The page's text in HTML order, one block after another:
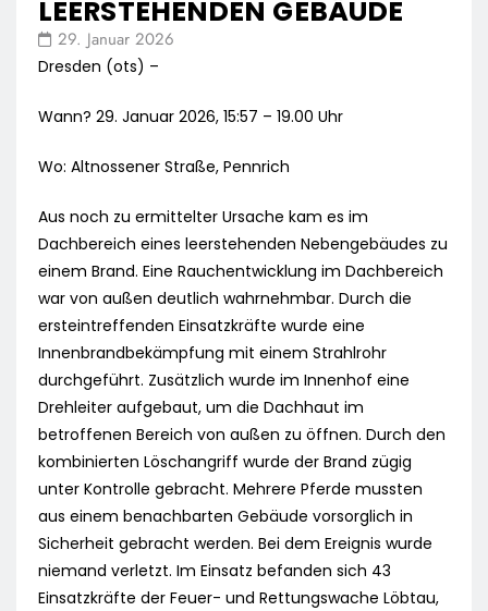
LEERSTEHENDEN GEBÄUDE
29. Januar 2026
Dresden (ots) –
Wann? 29. Januar 2026, 15:57 – 19.00 Uhr
Wo: Altnossener Straße, Pennrich
Aus noch zu ermittelter Ursache kam es im
Dachbereich eines leerstehenden Nebengebäudes zu
einem Brand. Eine Rauchentwicklung im Dachbereich
war von außen deutlich wahrnehmbar. Durch die
ersteintreffenden Einsatzkräfte wurde eine
Innenbrandbekämpfung mit einem Strahlrohr
durchgeführt. Zusätzlich wurde im Innenhof eine
Drehleiter aufgebaut, um die Dachhaut im
betroffenen Bereich von außen zu öffnen. Durch den
kombinierten Löschangriff wurde der Brand zügig
unter Kontrolle gebracht. Mehrere Pferde mussten
aus einem benachbarten Gebäude vorsorglich in
Sicherheit gebracht werden. Bei dem Ereignis wurde
niemand verletzt. Im Einsatz befanden sich 43
Einsatzkräfte der Feuer- und Rettungswache Löbtau,